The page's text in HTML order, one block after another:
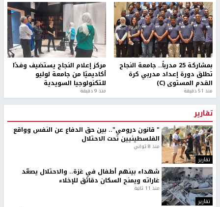
بمشاركة 25 مدرباً.. جامعة النجاح
تطلق دورة إعداد مدربي كرة
القدم المستوى (C)
منذ 51 دقيقة
مركز إعلام النجاح يستضيف وفدًا
أكاديميًا من جامعة لوليو
للتكنولوجيا السويدية
منذ 9 دقيقة
تقارير
تقارير
" قانون درومي".. بين حق الدفاع عن النفس وواقع
الفلسطينيين تحت الاحتلال
منذ 8 ثواني
تقارير
شهداء بينهم أطفال في غزة.. والاحتلال يصعّد
غاراته ويمنح السكان دقائق للإخلاء
منذ 11 ثانية